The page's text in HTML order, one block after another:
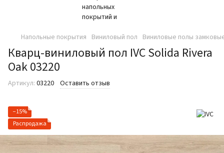
Напольные покрытия Виниловый пол Виниловые полы
Кварц-виниловый пол IVC Solida Rivera
Oak 03220
Артикул: 03220 Оставить отзыв
−15%
Распродажа